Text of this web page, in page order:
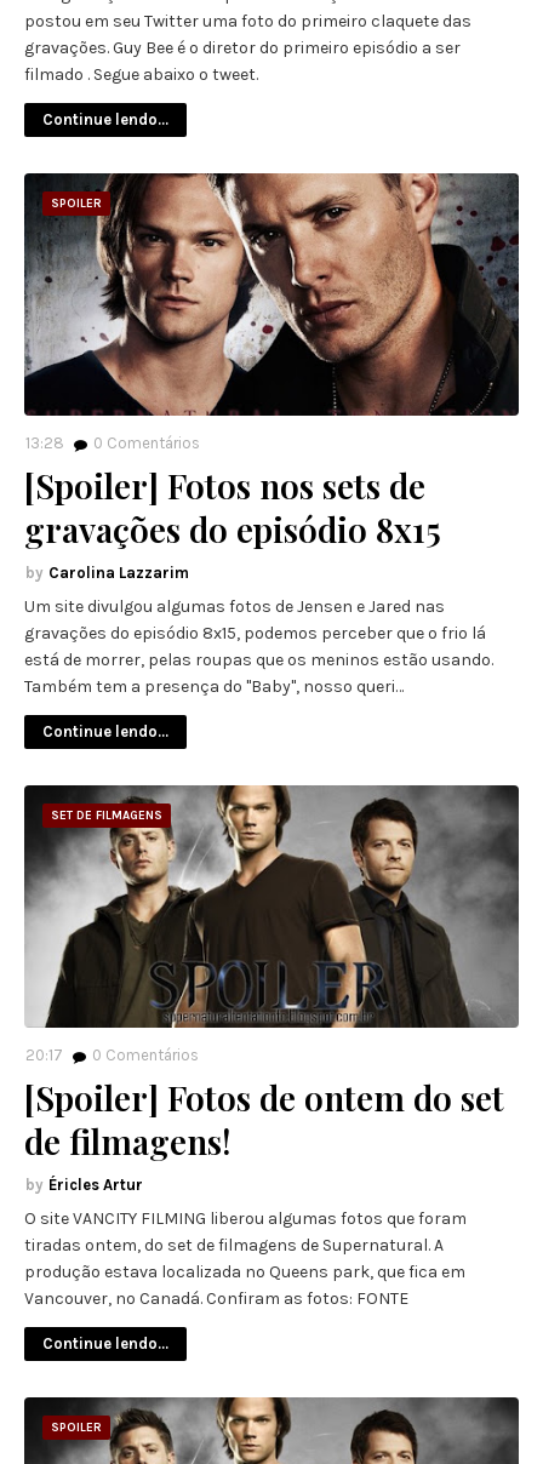
postou em seu Twitter uma foto do primeiro claquete das
gravações. Guy Bee é o diretor do primeiro episódio a ser
filmado . Segue abaixo o tweet.
Continue lendo...
SPOILER
13:28 0 Comentários
[Spoiler] Fotos nos sets de
gravações do episódio 8x15
Carolina Lazzarim
Um site divulgou algumas fotos de Jensen e Jared nas
gravações do episódio 8x15, podemos perceber que o frio lá
está de morrer, pelas roupas que os meninos estão usando.
Também tem a presença do "Baby", nosso queri…
Continue lendo...
SET DE FILMAGENS
20:17 0 Comentários
[Spoiler] Fotos de ontem do set
de filmagens!
Éricles Artur
O site VANCITY FILMING liberou algumas fotos que foram
tiradas ontem, do set de filmagens de Supernatural. A
produção estava localizada no Queens park, que fica em
Vancouver, no Canadá. Confiram as fotos: FONTE
Continue lendo...
SPOILER